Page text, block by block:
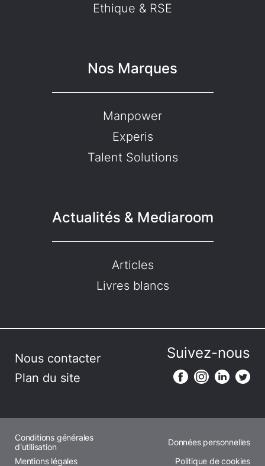
Ethique & RSE
Nos Marques
Manpower
Experis
Talent Solutions
Actualités & Mediaroom
Articles
Livres blancs
Nous contacter
Plan du site
Suivez-nous
Conditions générales
d'utilisation
Données personnelles
Mentions légales
Politique de cookies